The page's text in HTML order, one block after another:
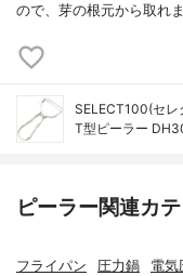
ので、芽の根元から取れ
SELECT100(セレ
T型ピーラー
ピーラー関連カ
フライパン 圧力鍋 電気